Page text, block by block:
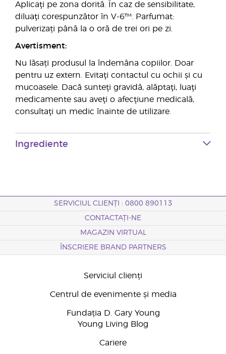
Aplicaţi pe zona dorită. În caz de sensibilitate,
diluaţi corespunzător în V-6™. Parfumat:
pulverizați până la o oră de trei ori pe zi.
Avertisment:
Nu lăsați produsul la îndemâna copiilor. Doar
pentru uz extern. Evitaţi contactul cu ochii și cu
mucoasele. Dacă sunteţi gravidă, alăptaţi, luaţi
medicamente sau aveţi o afecţiune medicală,
consultaţi un medic înainte de utilizare.
Ingrediente
SERVICIUL CLIENȚI : 0800 890113
CONTACTAȚI-NE
MAGAZIN VIRTUAL
ÎNSCRIERE BRAND PARTNERS
Serviciul clienți
Centrul de evenimente și media
Fundația D. Gary Young
Young Living Blog
Cariere